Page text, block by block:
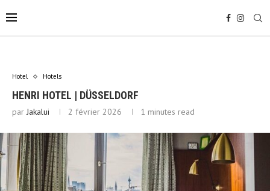
Hotel Hotels
HENRI HOTEL | DÜSSELDORF
par Jakalui 2 février 2026 1 minutes read